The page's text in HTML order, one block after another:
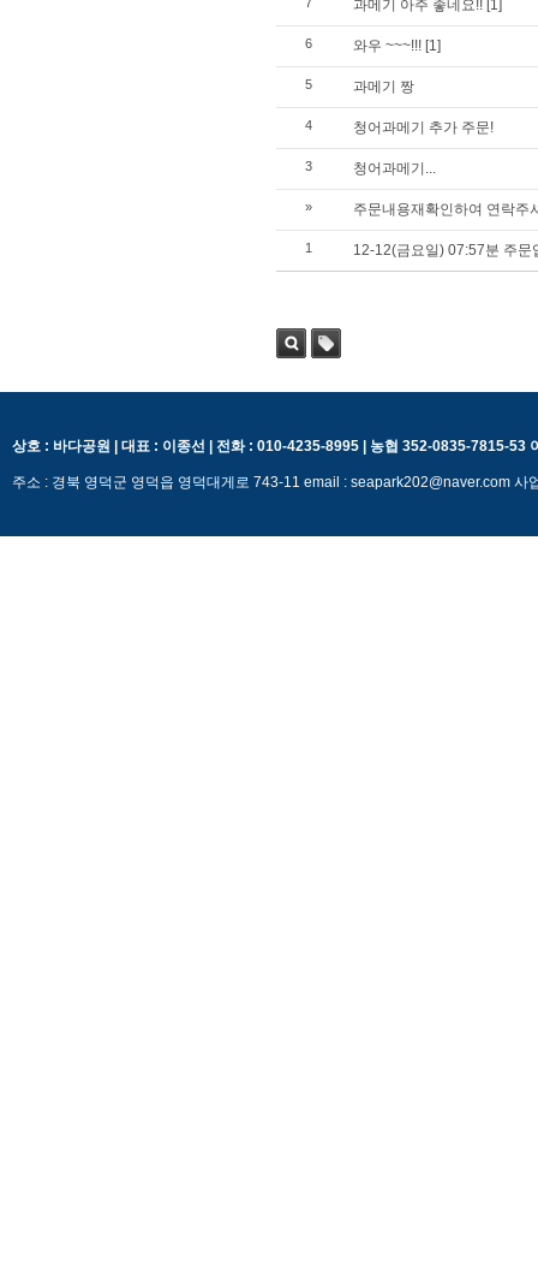
과메기 아주 좋네요!! [1]
6 와우 ~~~!!! [1]
5 과메기 짱
4 청어과메기 추가 주문!
3 청어과메기...
» 주문내용재확인하여 연락주
1 12-12(금요일) 07:57분 주문
상호 : 바다공원 | 대표 : 이종선 | 전화 : 010-4235-8995 | 농협 352-0835-7815-53
주소 : 경북 영덕군 영덕읍 영덕대게로 743-11 email : seapark202@naver.com